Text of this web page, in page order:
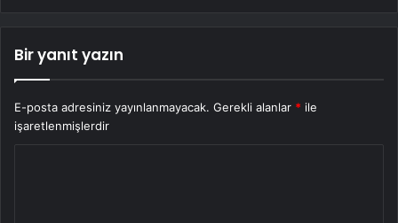
Bir yanıt yazın
E-posta adresiniz yayınlanmayacak. Gerekli alanlar * ile
işaretlenmişlerdir